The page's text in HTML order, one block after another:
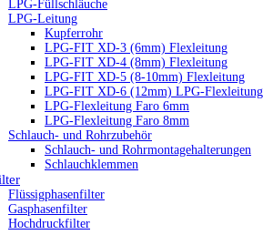
LPG-Füllschläuche
LPG-Leitung
Kupferrohr
LPG-FIT XD-3 (6mm) Flexleitung
LPG-FIT XD-4 (8mm) Flexleitung
LPG-FIT XD-5 (8-10mm) Flexleitung
LPG-FIT XD-6 (12mm) LPG-Flexleitung
LPG-Flexleitung Faro 6mm
LPG-Flexleitung Faro 8mm
Schlauch- und Rohrzubehör
Schlauch- und Rohrmontagehalterungen
Schlauchklemmen
Flüssigphasenfilter
Gasphasenfilter
Hochdruckfilter